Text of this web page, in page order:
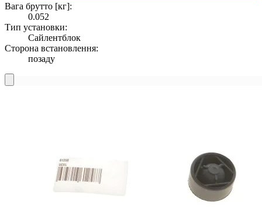
Вага брутто [кг]:
0.052
Тип установки:
Сайлентблок
Сторона встановлення:
позаду